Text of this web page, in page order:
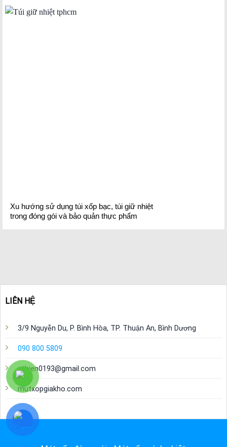
Xu hướng sử dụng túi xốp bạc, túi giữ nhiệt
trong đóng gói và bảo quản thực phẩm
LIÊN HỆ
3/9 Nguyễn Du, P. Bình Hòa, TP. Thuận An, Bình Dương
090 800 5809
nthien0193@gmail.com
mutxopgiakho.com